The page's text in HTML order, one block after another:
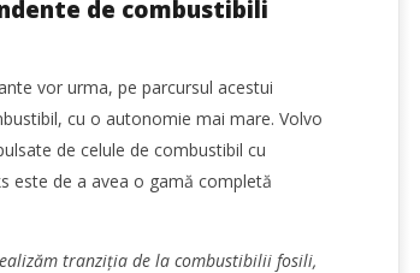
de combustibili
vor urma, pe parcursul acestui
cu o autonomie mai mare. Volvo
de celule de combustibil cu
este de a avea o gamă completă
tranziția de la combustibilii fosili,